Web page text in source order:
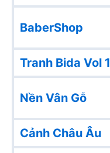
BaberShop
Tranh Bida Vol 1
Nền Vân Gỗ
Cảnh Châu Âu